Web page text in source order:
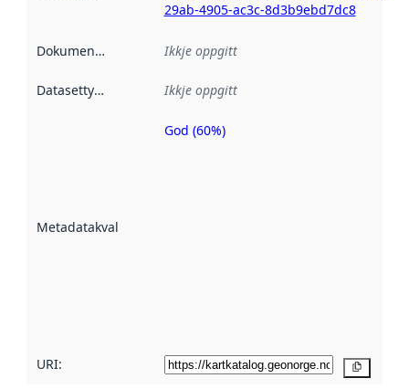
29ab-4905-ac3c-8d3b9ebd7dc8
Dokumentasjon Ikkje oppgitt
Datasettype Ikkje oppgitt
Metadatakvalitet
Metadatakvalitet
God (60%)
URI: